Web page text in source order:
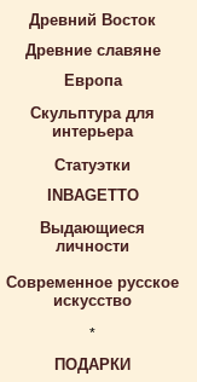
Древний Восток
Древние славяне
Европа
Скульптура для
интерьера
Статуэтки
INBAGETTO
Выдающиеся
личности
Современное русское
искусство
*
ПОДАРКИ